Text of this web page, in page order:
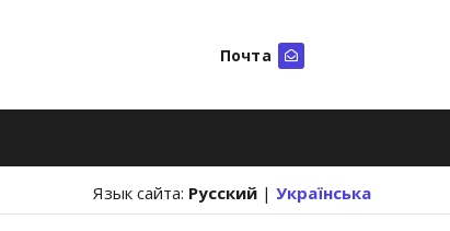
Почта
Язык сайта: Русский | Українська